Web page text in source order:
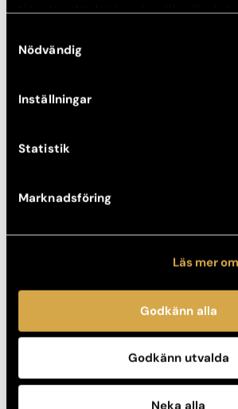
tjänster. Nedan kan du välja vilka
mer information om hur varje
Nödvändig
Inställningar
Statistik
Marknadsföring
Läs mer
Godkänn alla
Godkänn utvalda
Neka alla
Leg sjuksköterska